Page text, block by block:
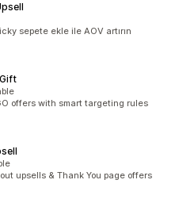
sepete ekle ile AOV artırın
offers with smart targeting rules
upsells & Thank You page offers